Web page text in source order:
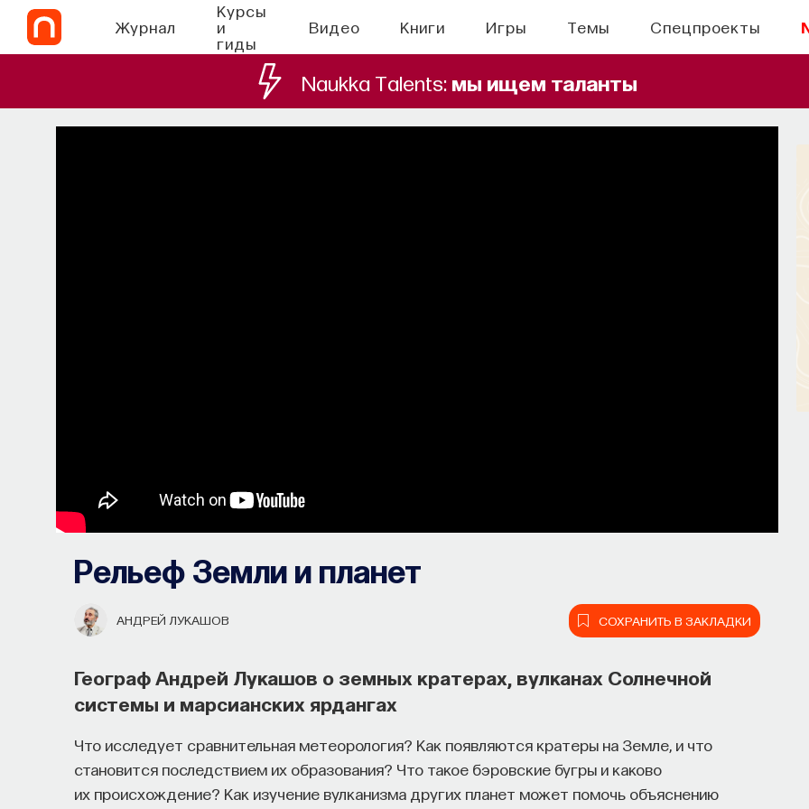
Журнал
Курсы
и
гиды
Видео Книги Игры Темы Спецпроекты
Naukka Talents: мы ищем таланты
Рельеф Земли и планет
АНДРЕЙ ЛУКАШОВ СОХРАНИТЬ В ЗАКЛАДКИ
Географ Андрей Лукашов о земных кратерах, вулканах Солнечной
системы и марсианских ярдангах
Что исследует сравнительная метеорология? Как появляются кратеры на Земле, и что
становится последствием их образования? Что такое бэровские бугры и каково
их происхождение? Как изучение вулканизма других планет может помочь объяснению